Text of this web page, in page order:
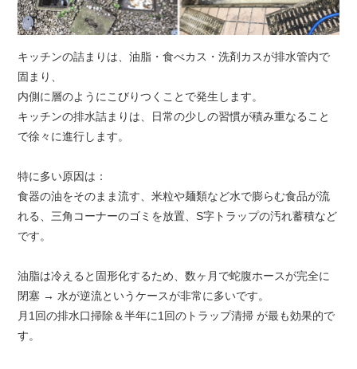
キッチンの詰まりは、油脂・食べカス・洗剤カスが排水管内で
固まり、
内側に層のようにこびりつくことで発生します。
キッチンの排水詰まりは、日常の少しの習慣が積み重なること
で徐々に進行します。
特に多い原因は：
食器の油をそのまま流す、米粒や麺類など水で膨らむ食品が流
れる、三角コーナーのゴミを放置、S字トラップの汚れ蓄積など
です。
油脂は冷えると固形化するため、数ヶ月で蛇腹ホースが完全に
閉塞 → 水が逆流というケースが非常に多いです。
月1回の排水口掃除＆半年に1回のトラップ清掃 が最も効果的で
す。